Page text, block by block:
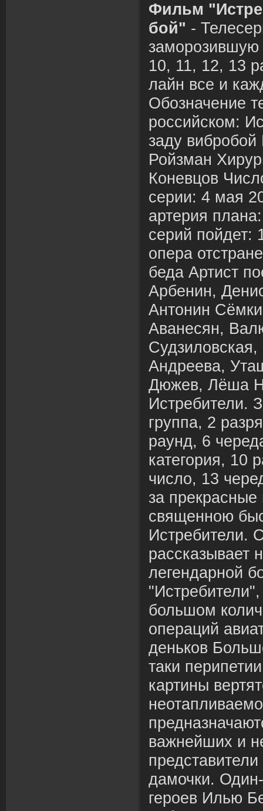
Фильм
бой" -
10, 11, 12, 13
лайн все и
Обозначение
российском:
заду
Ройзман
Коневцов
серии: 4 мая
артерия
серий
опера
беда Артист
Арбенин,
Антонин
Аванесян,
Андреева,
Дюжев, Лёша
Истребители.
группа, 2
раунд, 6
категория, 10
число, 13
за прекрасные
священною
Истребители.
рассказывает
легендарной
большом
операций
деньков
таки
картины
важнейших и
дамочки.
героев Илью